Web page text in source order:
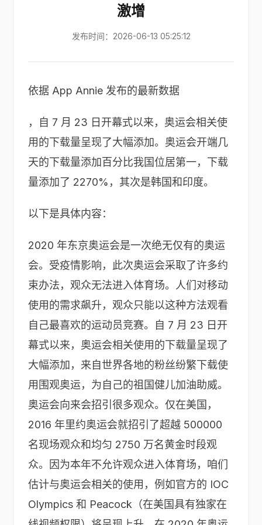
激增
发布时间：2026-06-13 05:25:12
依据 App Annie 发布的最新数据
，自 7 月 23 日开幕式以来，奥运会相关使
用的下载量呈现了大幅添加。奥运会开端几
天的下载量添加百分比我国位居第一，下载
量添加了 2270%，其次是韩国和印度。
以下是具体内容：
2020 年东京奥运会是一次绝无仅有的奥运
会。受疫情影响，此次奥运会采取了许多约
束办法，观众无法进入体育场。人们对移动
使用的需求飙升，观众只能以这种方法观看
自己最喜欢的运动员竞赛。自 7 月 23 日开
幕式以来，奥运会相关使用的下载量呈现了
大幅添加，来自世界各地的粉丝纷繁下载使
用围观奥运，为自己的祖国健儿加油助威。
奥运会向来会招引很多观众。仅在美国，
2016 年里约奥运会就招引了超越 500000
名现场观众和均匀 2750 万名黄金时段观
众。因为本年不允许观众进入体育场，咱们
估计与奥运会相关的使用，例如官方的 IOC
Olympics 和 Peacock（在美国具有独家在